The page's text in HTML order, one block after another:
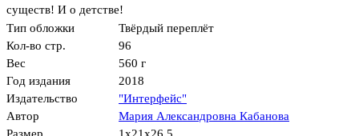
существ! И о детстве!
Тип обложки
Твёрдый переплёт
Кол-во стр.
96
Вес
560 г
Год издания
2018
Издательство
"Интерфейс"
Автор
Мария Александровна Кабанова